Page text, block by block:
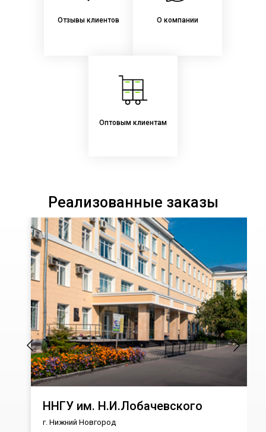
Отзывы клиентов О компании
Оптовым клиентам
Реализованные заказы
ННГУ им. Н.И.Лобачевского
г. Нижний Новгород